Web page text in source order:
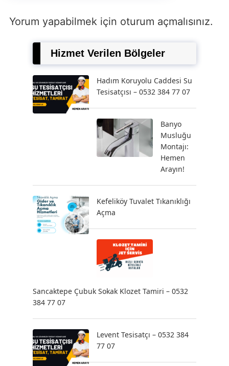
Yorum yapabilmek için oturum açmalısınız.
Hizmet Verilen Bölgeler
Hadım Koruyolu Caddesi Su
Tesisatçısı – 0532 384 77 07
Banyo
Musluğu
Montajı:
Hemen
Arayın!
Kefeliköy Tuvalet Tıkanıklığı
Açma
Sancaktepe Çubuk Sokak Klozet Tamiri – 0532
384 77 07
Levent Tesisatçı – 0532 384
77 07